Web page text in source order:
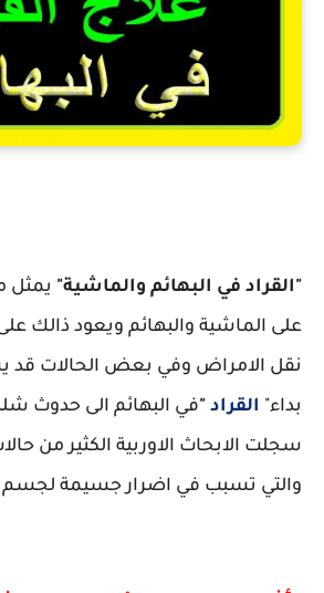
"القراد في البهائم والماشية" يمثل
على الماشية والبهائم ويعود ذالك
نقل الامراض وفي بعض الحالات قد
بداء" القراد "في البهائم الى حدوث
سجلت الابحاث الاوربية الكثير من
والتي تسبب في اضرار جسيمة لجسم